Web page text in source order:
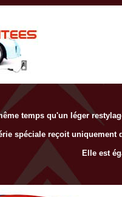
temps qu'un léger
spéciale reçoit
Elle est